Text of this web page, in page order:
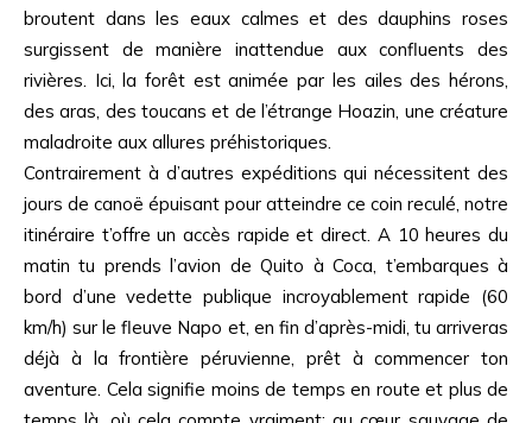
broutent dans les eaux calmes et des dauphins roses
surgissent de manière inattendue aux confluents des
rivières. Ici, la forêt est animée par les ailes des hérons,
des aras, des toucans et de l’étrange Hoazin, une créature
maladroite aux allures préhistoriques.
Contrairement à d’autres expéditions qui nécessitent des
jours de canoë épuisant pour atteindre ce coin reculé, notre
itinéraire t’offre un accès rapide et direct. A 10 heures du
matin tu prends l’avion de Quito à Coca, t’embarques à
bord d’une vedette publique incroyablement rapide (60
km/h) sur le fleuve Napo et, en fin d’après-midi, tu arriveras
déjà à la frontière péruvienne, prêt à commencer ton
aventure. Cela signifie moins de temps en route et plus de